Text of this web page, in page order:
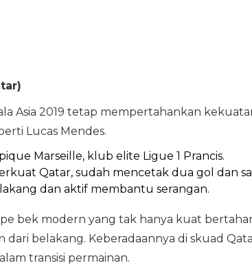
Asia 2019 tetap mempertahankan
Lucas Mendes.
Marseille, klub elite Ligue 1 Prancis.
Qatar, sudah mencetak dua gol dan
dan aktif membantu serangan.
bek modern yang tak hanya kuat
dari belakang. Keberadaannya di skuad
transisi permainan.